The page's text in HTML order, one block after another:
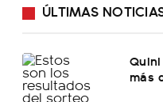
ÚLTIMAS
más